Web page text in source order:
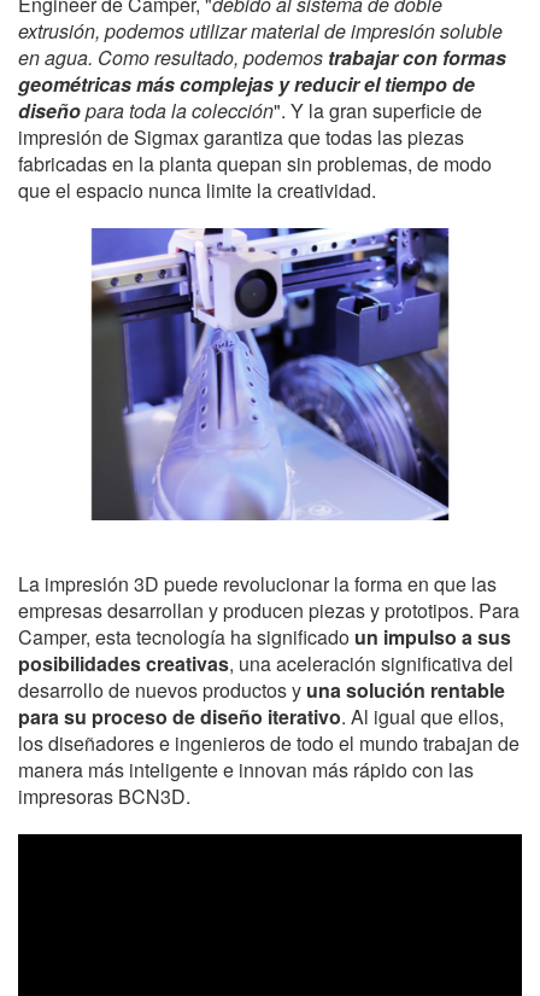
extrusión, podemos utilizar material de impresión soluble
en agua. Como resultado, podemos trabajar con formas
geométricas más complejas y reducir el tiempo de
diseñopara toda la colección". Y la gran superficie de
impresión de Sigmax garantiza que todas las piezas
fabricadas en la planta quepan sin problemas, de modo
que el espacio nunca limite la creatividad.
La impresión 3D puede revolucionar la forma en que las
empresas desarrollan y producen piezas y prototipos. Para
Camper, esta tecnología ha significado un impulso a sus
posibilidades creativas, una aceleración significativa del
desarrollo de nuevos productos y una solución rentable
para su proceso de diseño iterativo. Al igual que ellos,
los diseñadores e ingenieros de todo el mundo trabajan de
manera más inteligente e innovan más rápido con las
impresoras BCN3D.